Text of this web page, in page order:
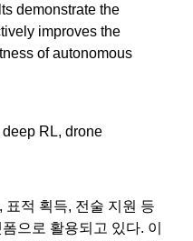
demonstrate the
improves the
of autonomous
RL, drone
표적 획득, 전술 지원 등
으로 활용되고 있다. 이